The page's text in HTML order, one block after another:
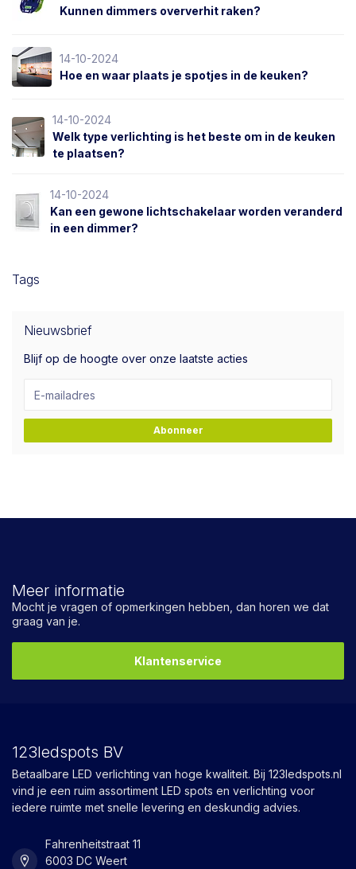
Kunnen dimmers oververhit raken?
14-10-2024
Hoe en waar plaats je spotjes in de keuken?
14-10-2024
Welk type verlichting is het beste om in de keuken
te plaatsen?
14-10-2024
Kan een gewone lichtschakelaar worden veranderd
in een dimmer?
Tags
Nieuwsbrief
Blijf op de hoogte over onze laatste acties
Abonneer
Meer informatie
Mocht je vragen of opmerkingen hebben, dan horen we dat
graag van je.
Klantenservice
123ledspots BV
Betaalbare LED verlichting van hoge kwaliteit. Bij 123ledspots.nl
vind je een ruim assortiment LED spots en verlichting voor
iedere ruimte met snelle levering en deskundig advies.
Fahrenheitstraat 11
6003 DC Weert